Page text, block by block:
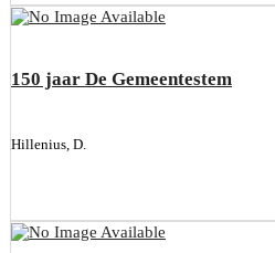
150 jaar De Gemeentestem
Hillenius, D.